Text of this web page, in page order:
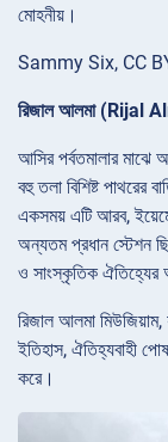
মোহনীয়।
Sammy Six, CC
রিজাল আলমা (Rijal
আসির পর্বতমালার মাঝে
বহু তলা বিশিষ্ট পাথরের
একসময় এটি আরব,
অন্যতম প্রধান স্টেশন
ও সাংস্কৃতিক ঐতিহ্যের
রিজাল আলমা মিউজিয়াম,
ইতিহাস, ঐতিহ্যবাহী
করে।